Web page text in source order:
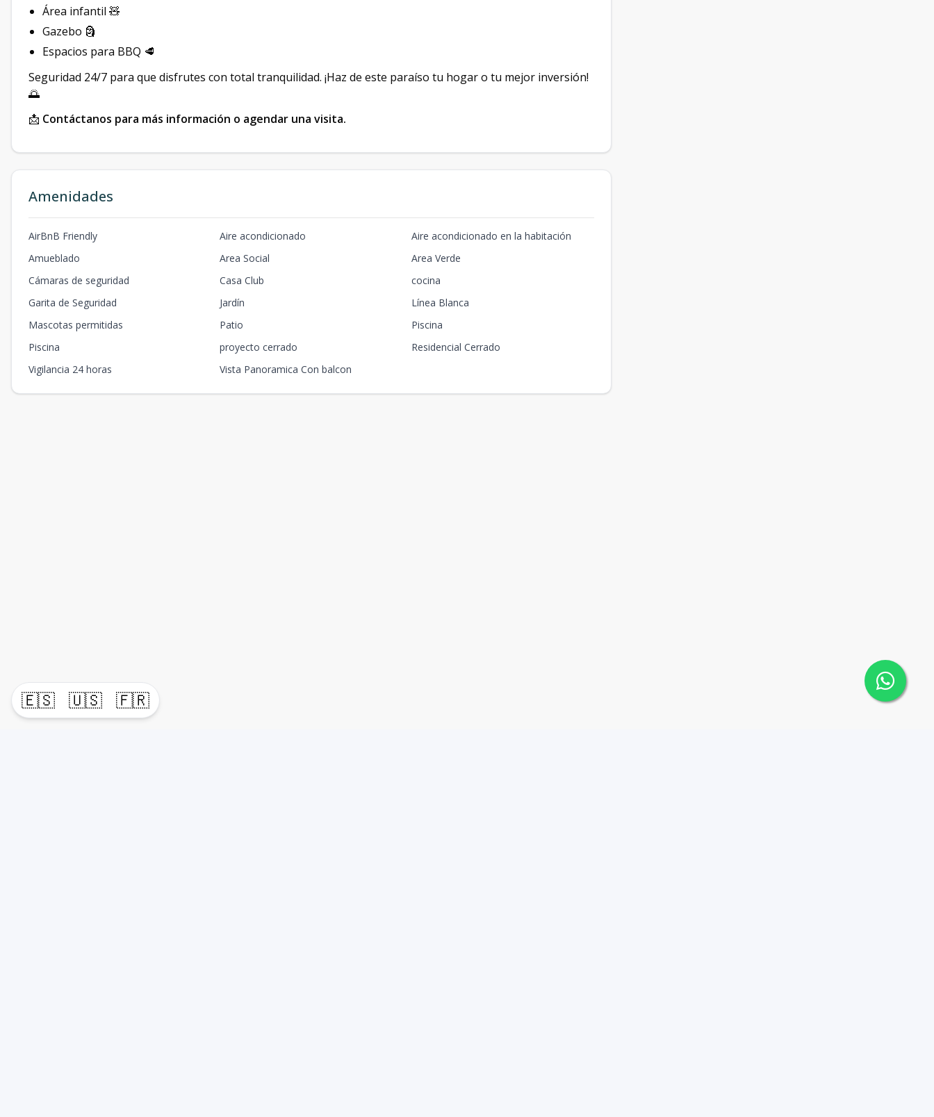
🇪🇸 🇺🇸 🇫🇷
Área infantil 🧸
Gazebo 🗿
Espacios para BBQ 🥩
Seguridad 24/7 para que disfrutes con total tranquilidad. ¡Haz de este paraíso tu hogar o tu mejor inversión!
🌅
📩 Contáctanos para más información o agendar una visita.
Amenidades
AirBnB Friendly Aire acondicionado
Aire acondicionado en la habitación
Amueblado
Area Social
Area Verde
Cámaras de seguridad
Casa Club
cocina
Garita de Seguridad
Jardín
Línea Blanca
Mascotas permitidas
Patio
Piscina
Piscina
proyecto cerrado
Residencial Cerrado
Vigilancia 24 horas
Vista Panoramica Con balcon